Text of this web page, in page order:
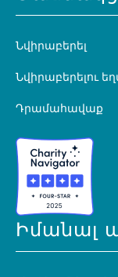
Նվիրաբերել
Նվիրաբերելու
Դրամահավաք
Իմանալ